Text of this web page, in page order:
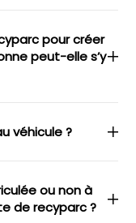
pour créer
peut-elle s’y
véhicule ?
ou non à
de recyparc ?